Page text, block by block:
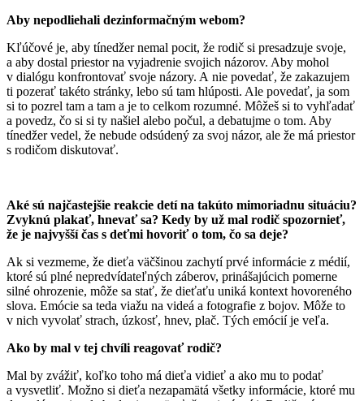
Aby nepodliehali dezinformačným webom?
Kľúčové je, aby tínedžer nemal pocit, že rodič si presadzuje svoje,
a aby dostal priestor na vyjadrenie svojich názorov. Aby mohol
v dialógu konfrontovať svoje názory. A nie povedať, že zakazujem
ti pozerať takéto stránky, lebo sú tam hlúposti. Ale povedať, ja som
si to pozrel tam a tam a je to celkom rozumné. Môžeš si to vyhľadať
a povedz, čo si si ty našiel alebo počul, a debatujme o tom. Aby
tínedžer vedel, že nebude odsúdený za svoj názor, ale že má priestor
s rodičom diskutovať.
Aké sú najčastejšie reakcie detí na takúto mimoriadnu situáciu?
Zvyknú plakať, hnevať sa? Kedy by už mal rodič spozornieť,
že je najvyšší čas s deťmi hovoriť o tom, čo sa deje?
Ak si vezmeme, že dieťa väčšinou zachytí prvé informácie z médií,
ktoré sú plné nepredvídateľných záberov, prinášajúcich pomerne
silné ohrozenie, môže sa stať, že dieťaťu uniká kontext hovoreného
slova. Emócie sa teda viažu na videá a fotografie z bojov. Môže to
v nich vyvolať strach, úzkosť, hnev, plač. Tých emócií je veľa.
Ako by mal v tej chvíli reagovať rodič?
Mal by zvážiť, koľko toho má dieťa vidieť a ako mu to podať
a vysvetliť. Možno si dieťa nezapamätá všetky informácie, ktoré mu